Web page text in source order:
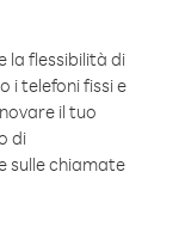
la flessibilità di
i telefoni fissi e
il tuo
di
sulle chiamate